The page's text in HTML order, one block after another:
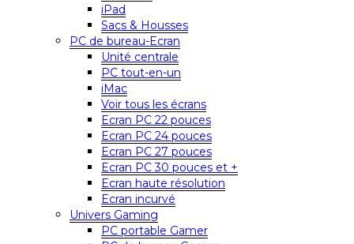
iPad
Sacs & Housses
PC de bureau-Ecran
Unité centrale
PC tout-en-un
iMac
Voir tous les écrans
Ecran PC 22 pouces
Ecran PC 24 pouces
Ecran PC 27 pouces
Ecran PC 30 pouces et +
Ecran haute résolution
Ecran incurvé
Univers Gaming
PC portable Gamer